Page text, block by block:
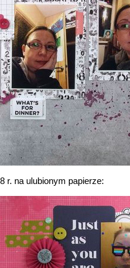
r. na ulubionym papierze: